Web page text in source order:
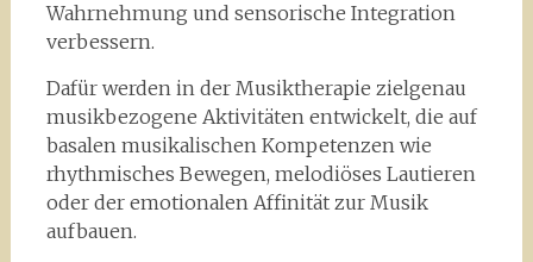
Wahrnehmung und sensorische Integration
verbessern.
Dafür werden in der Musiktherapie zielgenau
musikbezogene Aktivitäten entwickelt, die auf
basalen musikalischen Kompetenzen wie
rhythmisches Bewegen, melodiöses Lautieren
oder der emotionalen Affinität zur Musik
aufbauen.